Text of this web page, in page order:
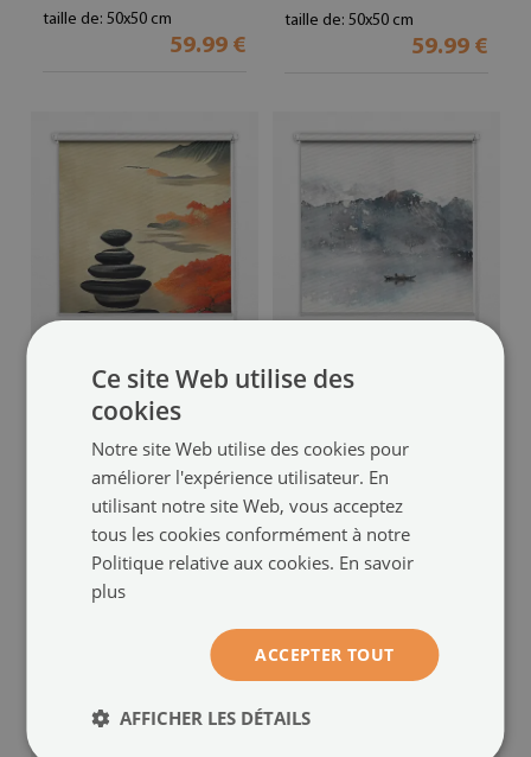
taille de: 50x50 cm
59.99 €
taille de: 50x50 cm
59.99 €
montagne(#rw-00077807)
taille de: 50x50 cm
59.99 €
avec motif de montagnes
taille de: 50x50 cm
Ce site Web utilise des
cookies
Notre site Web utilise des cookies pour
améliorer l'expérience utilisateur. En
utilisant notre site Web, vous acceptez
tous les cookies conformément à notre
Politique relative aux cookies. En savoir
plus
ACCEPTER TOUT
AFFICHER LES DÉTAILS